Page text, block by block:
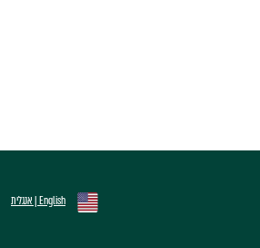
English | אנגלית